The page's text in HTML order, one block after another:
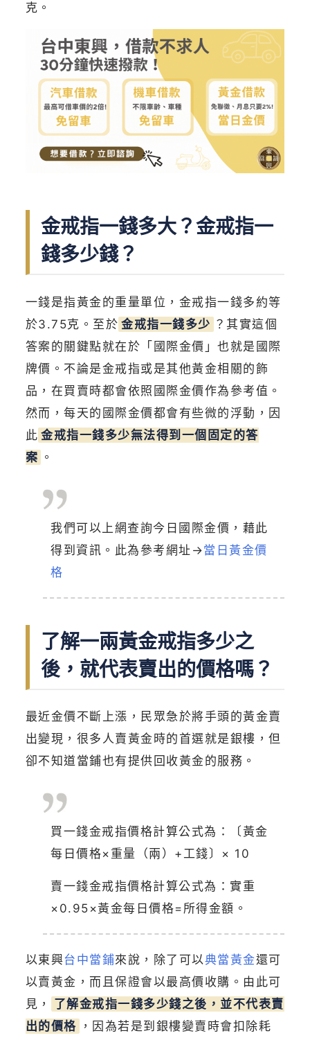
克。
金戒指一錢多大？金戒指一
錢多少錢？
一錢是指黃金的重量單位，金戒指一錢多約等
於3.75克。至於 金戒指一錢多少 ？其實這個
答案的關鍵點就在於「國際金價」也就是國際
牌價。不論是金戒指或是其他黃金相關的飾
品，在買賣時都會依照國際金價作為參考值。
然而，每天的國際金價都會有些微的浮動，因
此 金戒指一錢多少無法得到一個固定的答
案 。
我們可以上網查詢今日國際金價，藉此
得到資訊。此為參考網址→當日黃金價
格
了解一兩黃金戒指多少之
後，就代表賣出的價格嗎？
最近金價不斷上漲，民眾急於將手頭的黃金賣
出變現，很多人賣黃金時的首選就是銀樓，但
卻不知道當鋪也有提供回收黃金的服務。
買一錢金戒指價格計算公式為：〔黃金
每日價格×重量（兩）+工錢〕× 10
賣一錢金戒指價格計算公式為：實重
×0.95×黃金每日價格=所得金額。
以東興台中當鋪來說，除了可以典當黃金還可
以賣黃金，而且保證會以最高價收購。由此可
見，
了解金戒指一錢多少錢之後，並不代表賣
出的價格 ，因為若是到銀樓變賣時會扣除耗